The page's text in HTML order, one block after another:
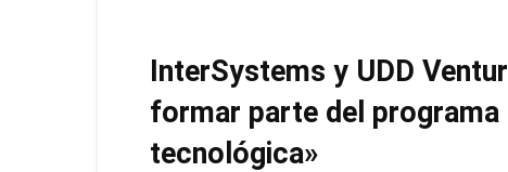
InterSystems y UDD
formar parte del programa
tecnológica»